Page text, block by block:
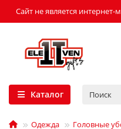
Сайт не является
Каталог
Одежда Головные